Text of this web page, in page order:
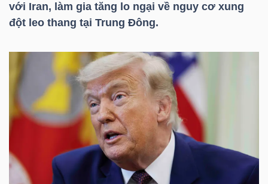
với Iran, làm gia tăng lo ngại về nguy cơ xung
đột leo thang tại Trung Đông.
BẤT
ĐỘNG
TÀI
CHÍNH
HÀNG